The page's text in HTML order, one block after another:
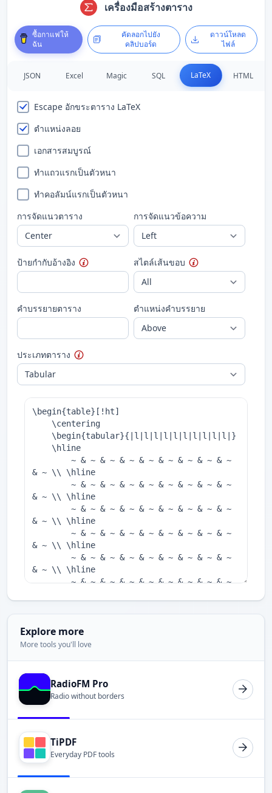
เครื่องมือสร้างตาราง
ซื้อกาแฟให้
ฉัน
คัดลอกไปยัง
คลิปบอร์ด
ดาวน์โหลด
ไฟล์
JSON Excel Magic SQL LaTeX HTML
Escape อักขระตาราง LaTeX
ตำแหน่งลอย
เอกสารสมบูรณ์
ทำแถวแรกเป็นตัวหนา
ทำคอลัมน์แรกเป็นตัวหนา
การจัดแนวตาราง
การจัดแนวข้อความ
ป้ายกำกับอ้างอิง สไตล์เส้นขอบ
คำบรรยายตาราง ตำแหน่งคำบรรยาย
ประเภทตาราง
Explore more
More tools you'll love
RadioFM Pro
Radio without borders
TiPDF
Everyday PDF tools